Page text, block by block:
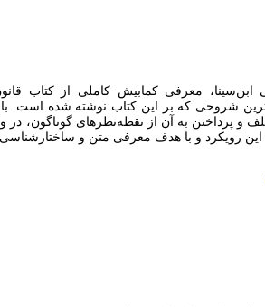
معرفی کمابیش کاملی از کتاب
شروحی که بر این کتاب نوشته شده است. با
و پرداختن به آن از نقطه‌نظرهای
این رویکرد و با هدف معرفی متن و